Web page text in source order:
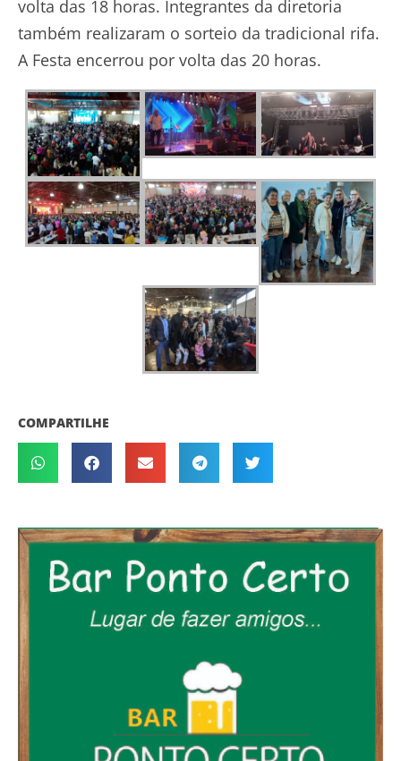
volta das 18 horas. Integrantes da diretoria
também realizaram o sorteio da tradicional rifa.
A Festa encerrou por volta das 20 horas.
COMPARTILHE